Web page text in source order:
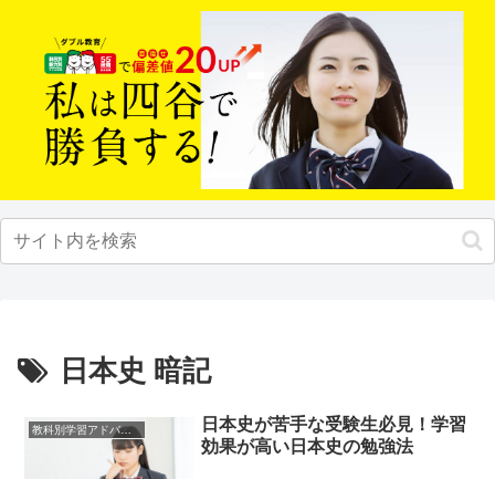
日本史 暗記
教科別学習アドバイス
日本史が苦手な受験生必見！学習
効果が高い日本史の勉強法